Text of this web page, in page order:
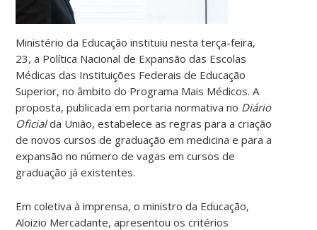
Ministério da Educação instituiu nesta terça-feira,
23, a Política Nacional de Expansão das Escolas
Médicas das Instituições Federais de Educação
Superior, no âmbito do Programa Mais Médicos. A
proposta, publicada em portaria normativa no Diário
Oficialda União, estabelece as regras para a criação
de novos cursos de graduação em medicina e para a
expansão no número de vagas em cursos de
graduação já existentes.
Em coletiva à imprensa, o ministro da Educação,
Aloizio Mercadante, apresentou os critérios